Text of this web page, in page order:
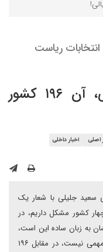
ریاست
این سه چهار کشور واقعی، آن ۱۹۶ کشور
اصلی
اخبار داخلی
سعید جلیلی با شعار یک
کشور مشکل داریم، در
به زبان ساده این است،
اگر سه چهار کشور با ما مشکل دارند مسئله مهمی نیست، در مقابل ۱۹۶